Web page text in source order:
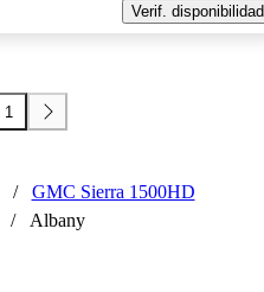
Verif. disponibilidad
1
/
GMC Sierra 1500HD
/ Albany